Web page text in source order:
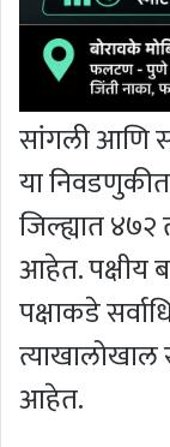
सांगली आणि
या
जिल्ह्यात
आहेत. पक्षीय
पक्षाकडे
त्याखालोखाल
आहेत.